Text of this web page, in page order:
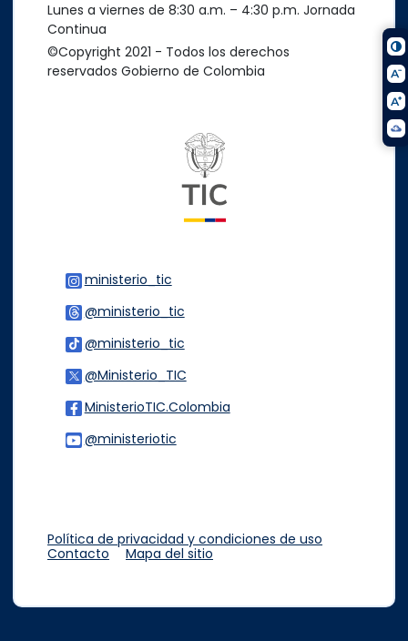
Lunes a viernes de 8:30 a.m. – 4:30 p.m. Jornada
Continua
©Copyright 2021 - Todos los derechos
reservados Gobierno de Colombia
ministerio_tic
@ministerio_tic
@ministerio_tic
@Ministerio_TIC
MinisterioTIC.Colombia
@ministeriotic
Política de privacidad y condiciones de uso
Contacto
Mapa del sitio